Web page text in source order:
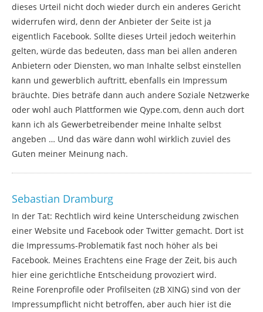
dieses Urteil nicht doch wieder durch ein anderes Gericht
widerrufen wird, denn der Anbieter der Seite ist ja
eigentlich Facebook. Sollte dieses Urteil jedoch weiterhin
gelten, würde das bedeuten, dass man bei allen anderen
Anbietern oder Diensten, wo man Inhalte selbst einstellen
kann und gewerblich auftritt, ebenfalls ein Impressum
bräuchte. Dies beträfe dann auch andere Soziale Netzwerke
oder wohl auch Plattformen wie Qype.com, denn auch dort
kann ich als Gewerbetreibender meine Inhalte selbst
angeben … Und das wäre dann wohl wirklich zuviel des
Guten meiner Meinung nach.
Sebastian Dramburg
In der Tat: Rechtlich wird keine Unterscheidung zwischen
einer Website und Facebook oder Twitter gemacht. Dort ist
die Impressums-Problematik fast noch höher als bei
Facebook. Meines Erachtens eine Frage der Zeit, bis auch
hier eine gerichtliche Entscheidung provoziert wird.
Reine Forenprofile oder Profilseiten (zB XING) sind von der
Impressumpflicht nicht betroffen, aber auch hier ist die